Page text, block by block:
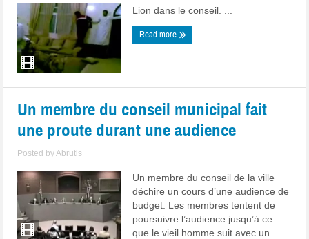
Lion dans le conseil. ...
Read more
Un membre du conseil municipal fait
une proute durant une audience
Posted byAbrutis
Un membre du conseil de la ville
déchire un cours d’une audience de
budget. Les membres tentent de
poursuivre l’audience jusqu’à ce
que le vieil homme suit avec un